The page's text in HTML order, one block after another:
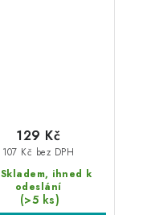
Skladem, ihned k
odeslání
(>5 ks)
107 Kč bez DPH
129 Kč